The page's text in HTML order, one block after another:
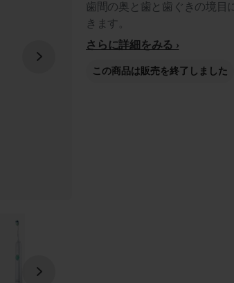
歯間の奥と歯と歯ぐきの境目
きます。
さらに詳細をみる
この商品は販売を終了しました